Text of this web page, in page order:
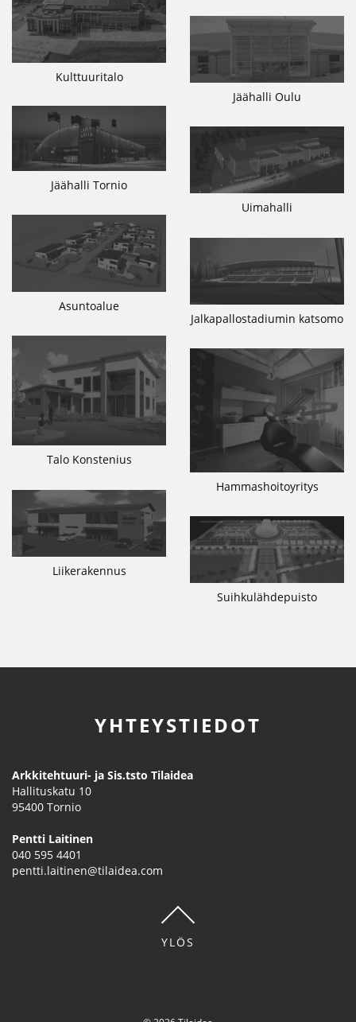
Kulttuuritalo
Jäähalli Oulu
Jäähalli Tornio
Uimahalli
Asuntoalue
Jalkapallostadiumin katsomo
Talo Konstenius
Hammashoitoyritys
Liikerakennus
Suihkulähdepuisto
YHTEYSTIEDOT
Arkkitehtuuri- ja Sis.tsto Tilaidea
Hallituskatu 10
95400 Tornio
Pentti Laitinen
040 595 4401
pentti.laitinen@tilaidea.com
YLÖS